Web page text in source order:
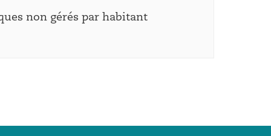
non gérés par habitant